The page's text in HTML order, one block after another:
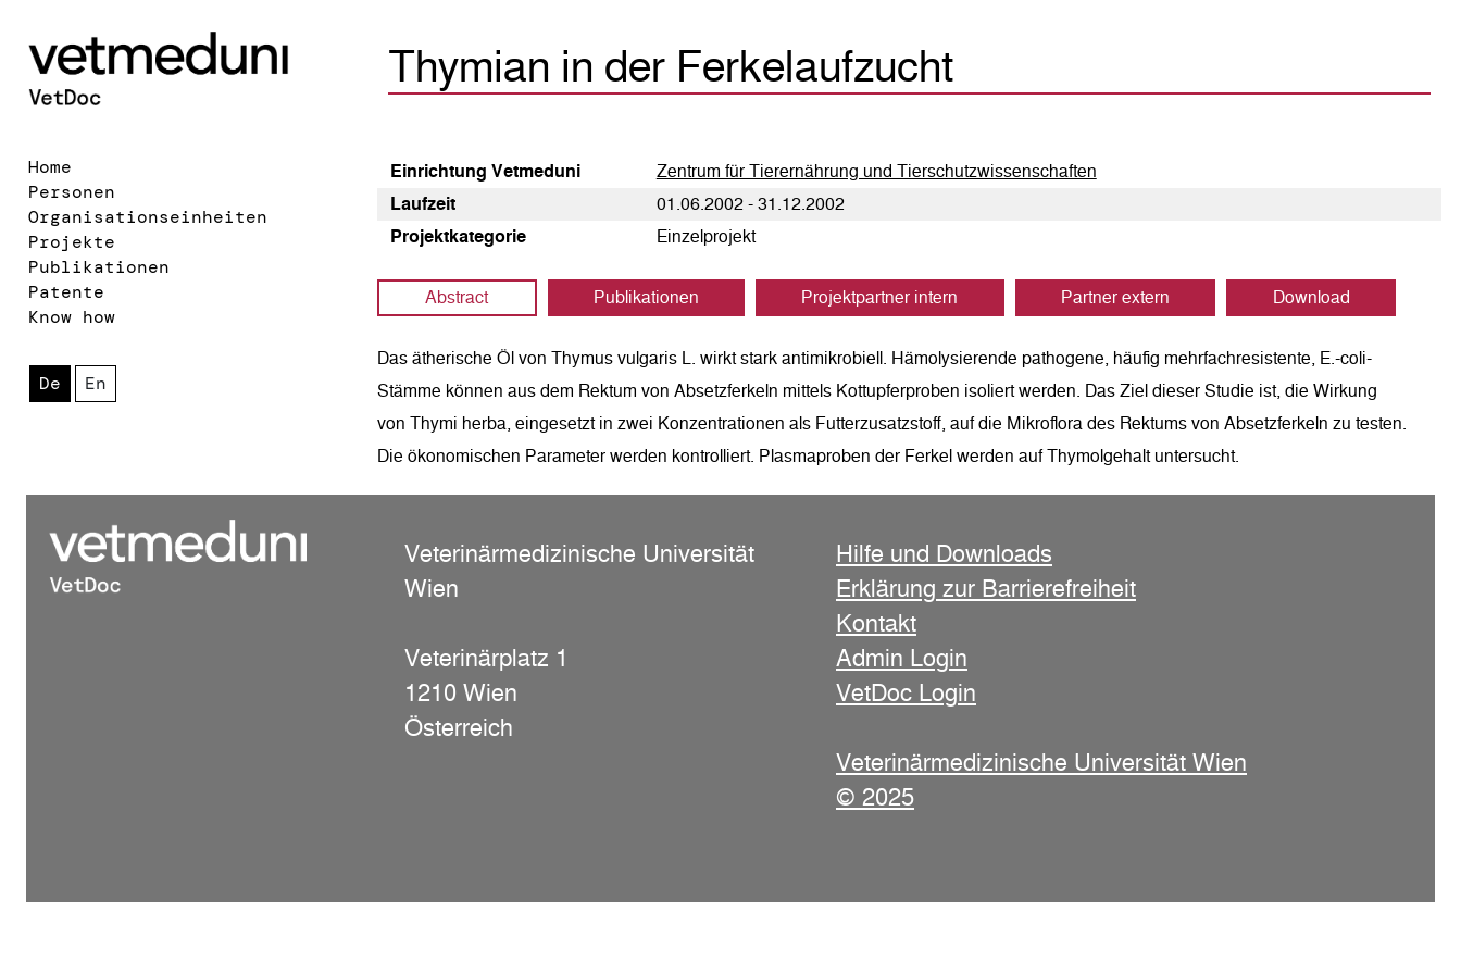
Home
Personen
Organisationseinheiten
Projekte
Publikationen
Patente
Know how
De En
Thymian in der Ferkelaufzucht
Einrichtung Vetmeduni
Zentrum für Tierernährung und Tierschutzwissenschaften
Laufzeit
01.06.2002 - 31.12.2002
Pro­jekt­kategorie
Einzelprojekt
Abstract Publikationen Projektpartner intern Partner extern Download
Das ätherische Öl von Thymus vulgaris L. wirkt stark antimikrobiell. Hämolysierende pathogene, häufig mehrfachresistente, E.-coli-
Stämme können aus dem Rektum von Absetzferkeln mittels Kottupferproben isoliert werden. Das Ziel dieser Studie ist, die Wirkung
von Thymi herba, eingesetzt in zwei Konzentrationen als Futterzusatzstoff, auf die Mikroflora des Rektums von Absetzferkeln zu testen.
Die ökonomischen Parameter werden kontrolliert. Plasmaproben der Ferkel werden auf Thymolgehalt untersucht.
Veterinärmedizinische Universität
Wien
Veterinärplatz 1
1210 Wien
Österreich
Hilfe und Downloads
Erklärung zur Barrierefreiheit
Kontakt
Admin Login
VetDoc Login
Veterinärmedizinische Universität Wien
© 2025